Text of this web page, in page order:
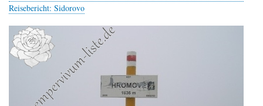
Reisebericht: Sidorovo